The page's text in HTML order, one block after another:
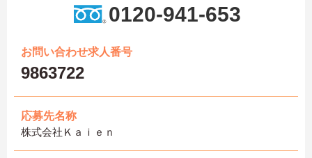
0120-941-653
お問い合わせ求人番号
9863722
応募先名称
株式会社Ｋａｉｅｎ